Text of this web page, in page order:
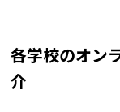
各学校のオン
介